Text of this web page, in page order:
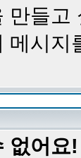
만들
메시지
없어요!